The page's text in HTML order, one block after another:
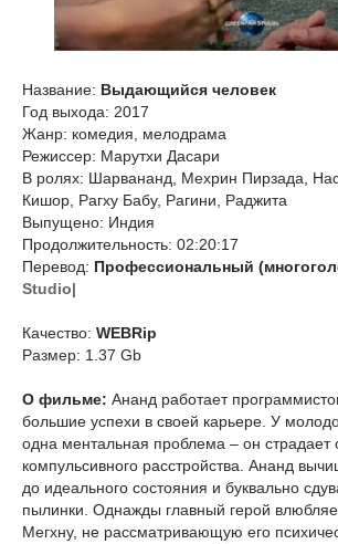
Название: Выдающийся человек
Год выхода: 2017
Жанр: комедия, мелодрама
Режиссер: Марутхи Дасари
В ролях: Шарвананд, Мехрин Пирзада,
Кишор, Рагху Бабу, Рагини, Раджита
Выпущено: Индия
Продолжительность: 02:20:17
Перевод: Профессиональный
Studio|
Качество: WEBRip
Размер: 1.37 Gb
О фильме: Ананд работает
большие успехи в своей карьере. У
одна ментальная проблема – он страдает
компульсивного расстройства. Ананд
до идеального состояния и буквально
пылинки. Однажды главный герой
Мегхну, не рассматривающую его